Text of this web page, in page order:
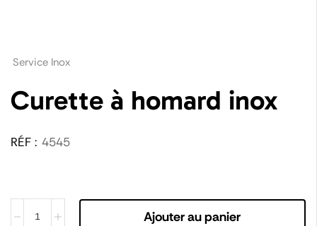
Service Inox
Curette à homard inox
RÉF : 4545
Ajouter au panier